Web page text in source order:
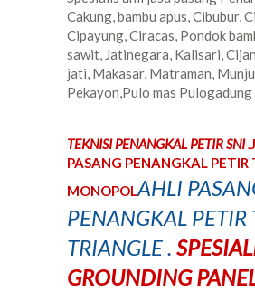
Cakung, bambu apus, Cibubur,
Cipayung, Ciracas, Pondok
sawit, Jatinegara, Kalisari,
jati, Makasar, Matraman,
Pekayon,Pulo mas Pulogadung
TEKNISI PENANGKAL PETIR SNI.
PASANG PENANGKAL PETIR
MONOPOL AHLI
PENANGKAL PETIR
TRIANGLE .
GROUNDING